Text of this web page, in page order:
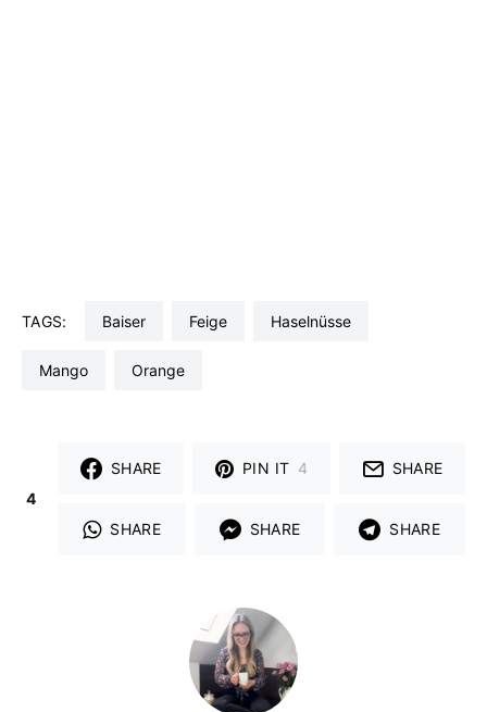
TAGS: Baiser Feige Haselnüsse
Mango Orange
4
SHARE PIN IT 4 SHARE
SHARE SHARE SHARE